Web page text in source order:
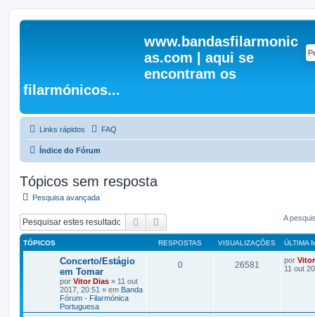
www.bandasfilarmonic
as.com | aqui se
encontram os
filarmónicos...
Links rápidos FAQ
Índice do Fórum
Tópicos sem resposta
Pesquisa avançada
Pesquisar A
TÓPICOS RESPOSTAS VISUALIZAÇÕES ÚLTIMA
Concerto/Estágio
em Tomar
por Vitor Dias » 11 out
2017, 20:51 » em Banda
Fórum - Filarmónica
Portuguesa
0 26581 por
11 out